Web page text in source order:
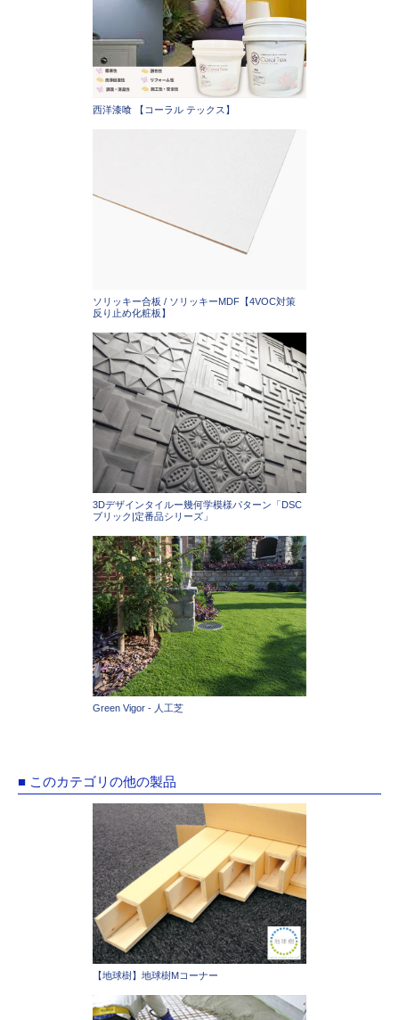
西洋漆喰 【コーラル テックス】
ソリッキー合板 / ソリッキーMDF【4VOC対策
反り止め化粧板】
3Dデザインタイルー幾何学模様パターン「DSC
ブリック|定番品シリーズ」
Green Vigor - 人工芝
■ このカテゴリの他の製品
【地球樹】地球樹Mコーナー